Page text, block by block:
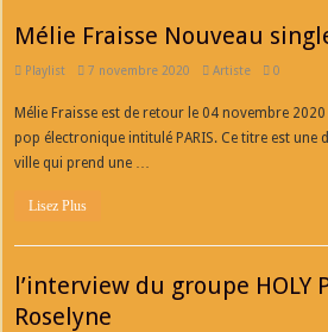
Mélie Fraisse Nouveau
Playlist 7 novembre 2020 Artiste 0
Mélie Fraisse est de retour le 04 novembre
pop électronique intitulé PARIS. Ce titre est une
ville qui prend une …
Lisez Plus
l’interview du groupe HOLY
Roselyne